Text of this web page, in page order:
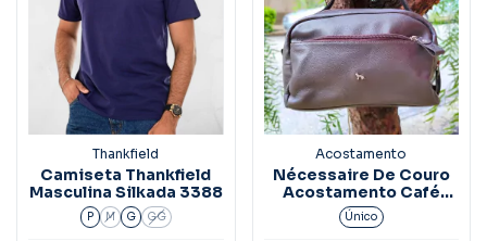
Thankfield
Camiseta Thankfield
Masculina Silkada 3388
P M G GG
Acostamento
Nécessaire De Couro
Acostamento Café
Ref.8061
Único